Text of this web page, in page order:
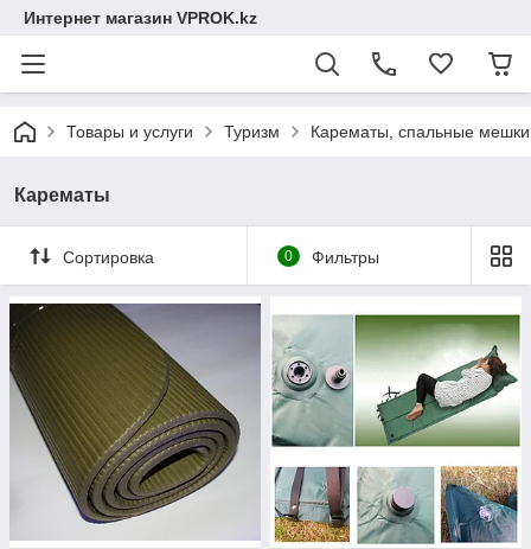
Интернет магазин VPROK.kz
Товары и услуги Туризм Карематы, спальные мешки
Карематы
Сортировка 0 Фильтры